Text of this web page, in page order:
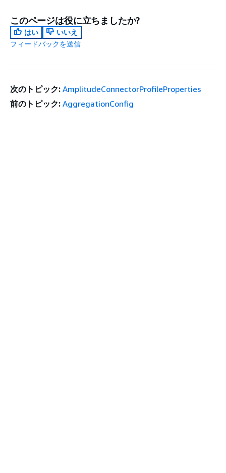
このページは役に立ちましたか?
はい
いいえ
フィードバックを送信
次のトピック: AmplitudeConnectorProfileProperties
前のトピック: AggregationConfig